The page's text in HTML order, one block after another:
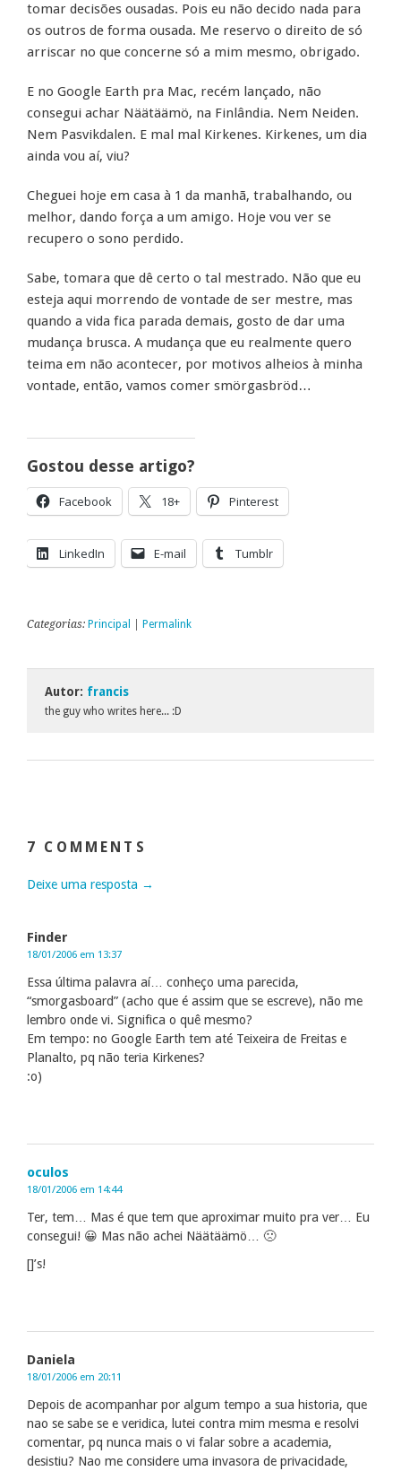
tomar decisões ousadas. Pois eu não decido nada para
os outros de forma ousada. Me reservo o direito de só
arriscar no que concerne só a mim mesmo, obrigado.
E no Google Earth pra Mac, recém lançado, não
consegui achar Näätäämö, na Finlândia. Nem Neiden.
Nem Pasvikdalen. E mal mal Kirkenes. Kirkenes, um dia
ainda vou aí, viu?
Cheguei hoje em casa à 1 da manhã, trabalhando, ou
melhor, dando força a um amigo. Hoje vou ver se
recupero o sono perdido.
Sabe, tomara que dê certo o tal mestrado. Não que eu
esteja aqui morrendo de vontade de ser mestre, mas
quando a vida fica parada demais, gosto de dar uma
mudança brusca. A mudança que eu realmente quero
teima em não acontecer, por motivos alheios à minha
vontade, então, vamos comer smörgasbröd…
Gostou desse artigo?
Facebook 18+ Pinterest
LinkedIn E-mail Tumblr
Categorias: Principal Permalink
Autor: francis
the guy who writes here... :D
7 COMMENTS
Deixe uma resposta →
Finder
18/01/2006 em 13:37
Essa última palavra aí… conheço uma parecida,
“smorgasboard” (acho que é assim que se escreve), não me
lembro onde vi. Significa o quê mesmo?
Em tempo: no Google Earth tem até Teixeira de Freitas e
Planalto, pq não teria Kirkenes?
:o)
oculos
18/01/2006 em 14:44
Ter, tem… Mas é que tem que aproximar muito pra ver… Eu
consegui! 😀 Mas não achei Näätäämö… 🙁
[]’s!
Daniela
18/01/2006 em 20:11
Depois de acompanhar por algum tempo a sua historia, que
nao se sabe se e veridica, lutei contra mim mesma e resolvi
comentar, pq nunca mais o vi falar sobre a academia,
desistiu? Nao me considere uma invasora de privacidade,